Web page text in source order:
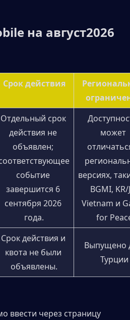
на август2026
Срок действия
Отдельный срок
действия не
объявлен;
событие
завершится 6
сентября 2026
года.
может
версиях,
BGMI, KR/
Vietnam и
for
Срок действия и
квота не были
объявлены.
Выпущено
Турции
ввести через страницу